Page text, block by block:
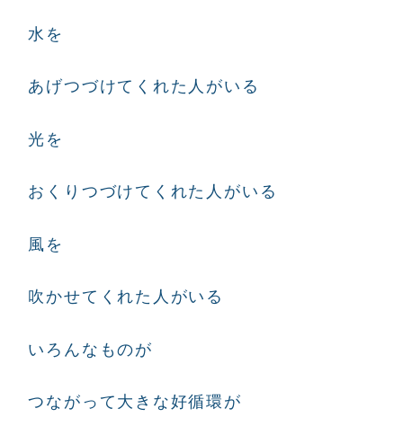
水を
あげつづけてくれた人がいる
光を
おくりつづけてくれた人がいる
風を
吹かせてくれた人がいる
いろんなものが
つながって大きな好循環が